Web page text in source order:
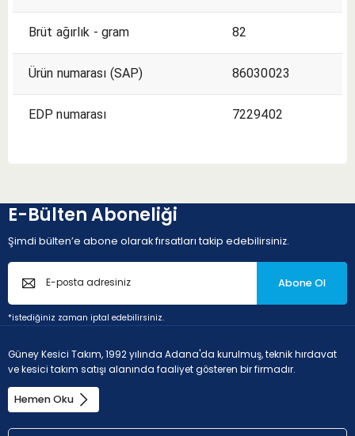
Brüt ağırlık - gram 82
Ürün numarası (SAP) 86030023
EDP numarası 7229402
E-Bülten Aboneliği
Şimdi bülten’e abone olarak fırsatları takip edebilirsiniz.
Abone Ol
*istediğiniz zaman iptal edebilirsiniz.
Güney Kesici Takım, 1992 yılında Adana'da kurulmuş, teknik hırdavat
ve kesici takım satışı alanında faaliyet gösteren bir firmadır.
Hemen Oku